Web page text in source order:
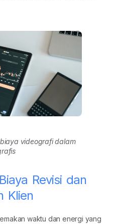
videografi dalam
Revisi dan
Klien
waktu dan energi yang